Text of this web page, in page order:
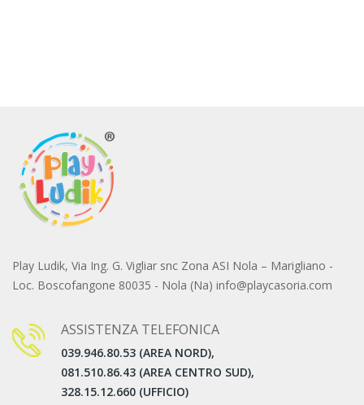
Play Ludik, Via Ing. G. Vigliar snc Zona ASI Nola – Marigliano -
Loc. Boscofangone 80035 - Nola (Na) info@playcasoria.com
ASSISTENZA TELEFONICA
039.946.80.53 (AREA NORD),
081.510.86.43 (AREA CENTRO SUD),
328.15.12.660 (UFFICIO)